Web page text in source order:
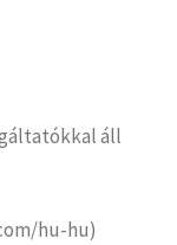
áll
hu-hu)